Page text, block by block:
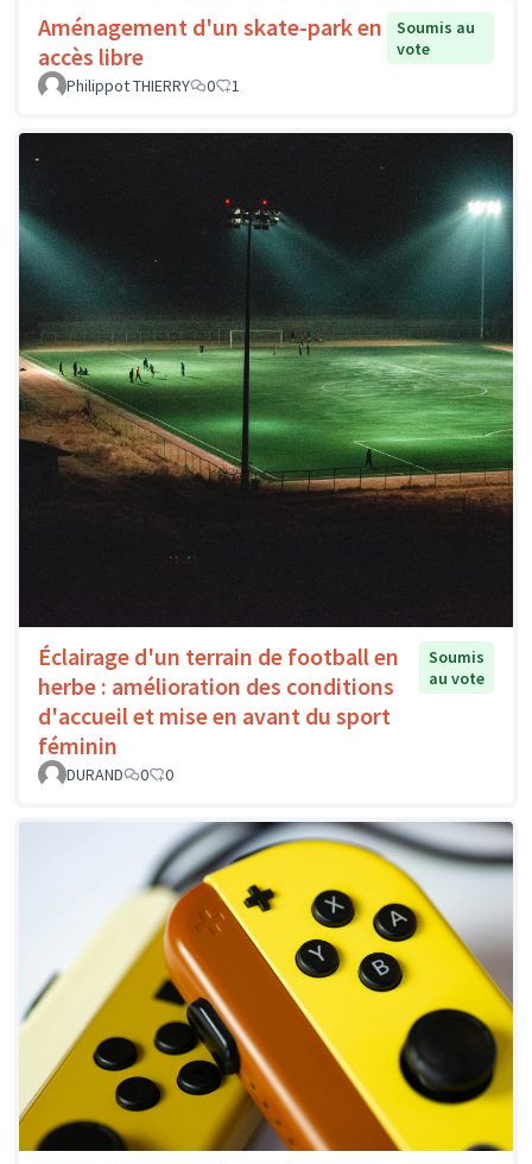
Aménagement d'un skate-park en
accès libre
Soumis au
vote
Philippot THIERRY
0 1
Éclairage d'un terrain de football en
herbe : amélioration des conditions
d'accueil et mise en avant du sport
féminin
Soumis
au vote
DURAND 0 0